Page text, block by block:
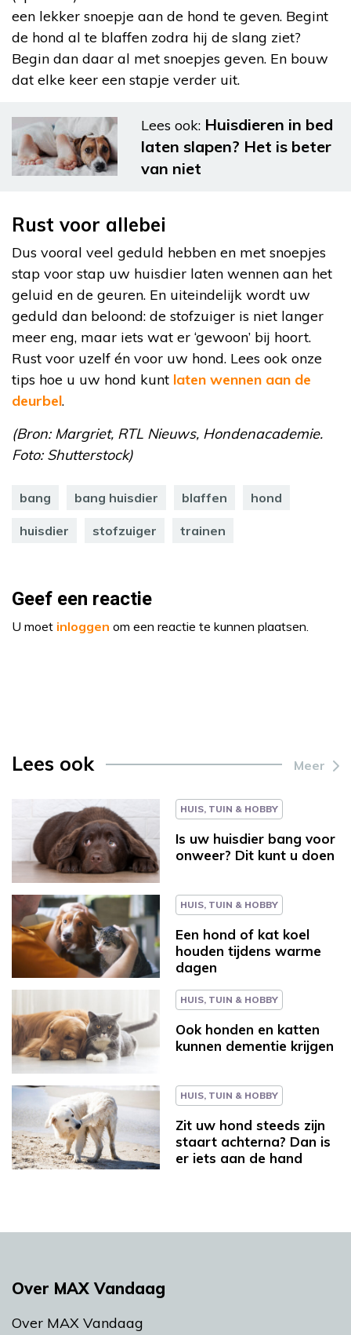
een lekker snoepje aan de hond te geven. Begint
de hond al te blaffen zodra hij de slang ziet?
Begin dan daar al met snoepjes geven. En bouw
dat elke keer een stapje verder uit.
Lees ook: Huisdieren in bed
laten slapen? Het is beter
van niet
Rust voor allebei
Dus vooral veel geduld hebben en met snoepjes
stap voor stap uw huisdier laten wennen aan het
geluid en de geuren. En uiteindelijk wordt uw
geduld dan beloond: de stofzuiger is niet langer
meer eng, maar iets wat er ‘gewoon’ bij hoort.
Rust voor uzelf én voor uw hond. Lees ook onze
tips hoe u uw hond kunt laten wennen aan de
deurbel.
(Bron: Margriet, RTL Nieuws, Hondenacademie.
Foto: Shutterstock)
bang bang huisdier blaffen hond
huisdier stofzuiger trainen
Geef een reactie
U moet inloggen om een reactie te kunnen plaatsen.
Lees ook Meer
HUIS, TUIN & HOBBY
Is uw huisdier bang voor
onweer? Dit kunt u doen
HUIS, TUIN & HOBBY
Een hond of kat koel
houden tijdens warme
dagen
HUIS, TUIN & HOBBY
Ook honden en katten
kunnen dementie krijgen
HUIS, TUIN & HOBBY
Zit uw hond steeds zijn
staart achterna? Dan is
er iets aan de hand
Over MAX Vandaag
Over MAX Vandaag